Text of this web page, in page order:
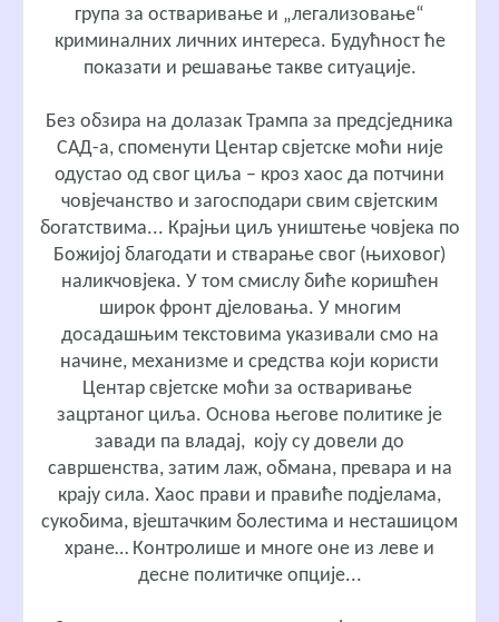
група за остваривање и „легализовање“
криминалних личних интереса. Будућност ће
показати и решавање такве ситуације.
Без обзира на долазак Трампа за предсједника
САД-а, споменути Центар свјетске моћи није
одустао од свог циља – кроз хаос да потчини
човјечанство и загосподари свим свјетским
богатствима... Крајњи циљ уништење човјека по
Божијој благодати и стварање свог (њиховог)
наликчовјека. У том смислу биће коришћен
широк фронт дјеловања. У многим
досадашњим текстовима указивали смо на
начине, механизме и средства који користи
Центар свјетске моћи за остваривање
зацртаног циља. Основа његове политике је
завади па владај, коју су довели до
савршенства, затим лаж, обмана, превара и на
крају сила. Хаос прави и правиће подјелама,
сукобима, вјештачким болестима и несташицом
хране… Контролише и многе оне из леве и
десне политичке опције...